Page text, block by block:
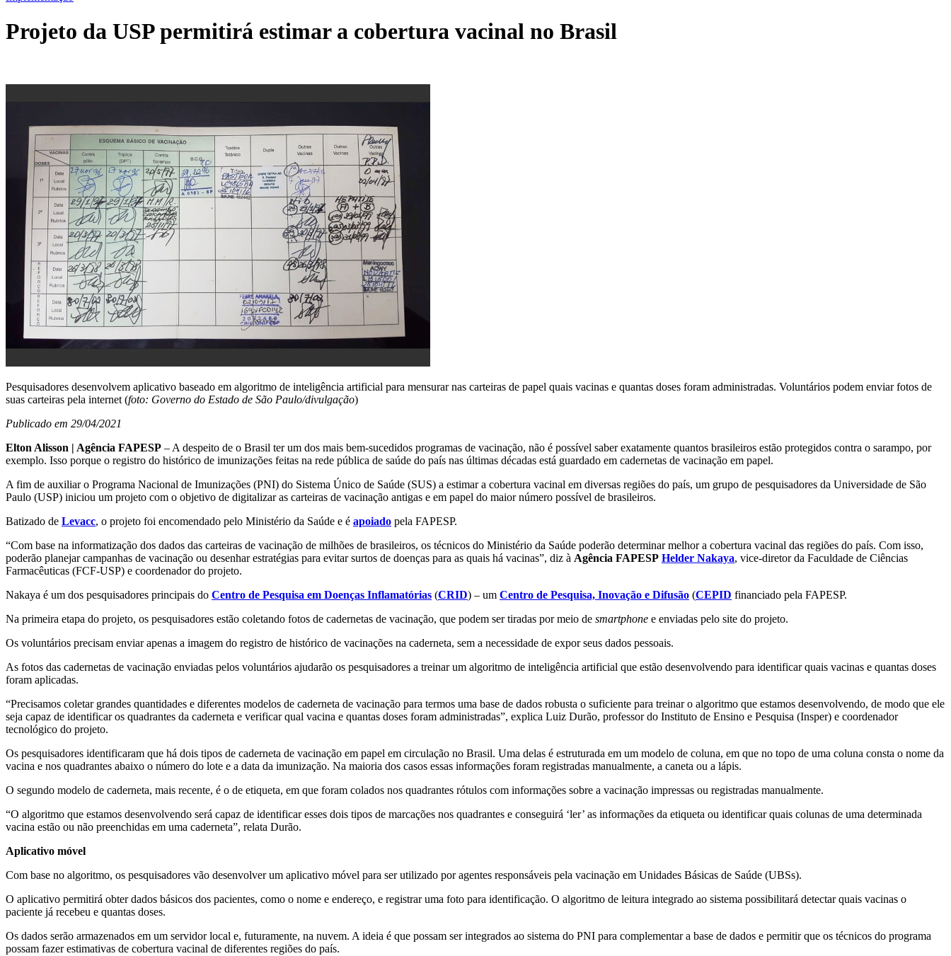
Projeto da USP permitirá estimar a cobertura vacinal no Brasil
Pesquisadores desenvolvem aplicativo baseado em algoritmo de inteligência artificial para mensurar nas carteiras de papel quais vacinas e quantas doses foram administradas. Voluntários podem enviar fotos de
suas carteiras pela internet (foto: Governo do Estado de São Paulo/divulgação)
Publicado em 29/04/2021
Elton Alisson | Agência FAPESP – A despeito de o Brasil ter um dos mais bem-sucedidos programas de vacinação, não é possível saber exatamente quantos brasileiros estão protegidos contra o sarampo, por
exemplo. Isso porque o registro do histórico de imunizações feitas na rede pública de saúde do país nas últimas décadas está guardado em cadernetas de vacinação em papel.
A fim de auxiliar o Programa Nacional de Imunizações (PNI) do Sistema Único de Saúde (SUS) a estimar a cobertura vacinal em diversas regiões do país, um grupo de pesquisadores da Universidade de São
Paulo (USP) iniciou um projeto com o objetivo de digitalizar as carteiras de vacinação antigas e em papel do maior número possível de brasileiros.
Batizado de Levacc, o projeto foi encomendado pelo Ministério da Saúde e é apoiado pela FAPESP.
“Com base na informatização dos dados das carteiras de vacinação de milhões de brasileiros, os técnicos do Ministério da Saúde poderão determinar melhor a cobertura vacinal das regiões do país. Com isso,
poderão planejar campanhas de vacinação ou desenhar estratégias para evitar surtos de doenças para as quais há vacinas”, diz à Agência FAPESP Helder Nakaya, vice-diretor da Faculdade de Ciências
Farmacêuticas (FCF-USP) e coordenador do projeto.
Nakaya é um dos pesquisadores principais do Centro de Pesquisa em Doenças Inflamatórias (CRID) – um Centro de Pesquisa, Inovação e Difusão (CEPID financiado pela FAPESP.
Na primeira etapa do projeto, os pesquisadores estão coletando fotos de cadernetas de vacinação, que podem ser tiradas por meio de smartphone e enviadas pelo site do projeto.
Os voluntários precisam enviar apenas a imagem do registro de histórico de vacinações na caderneta, sem a necessidade de expor seus dados pessoais.
As fotos das cadernetas de vacinação enviadas pelos voluntários ajudarão os pesquisadores a treinar um algoritmo de inteligência artificial que estão desenvolvendo para identificar quais vacinas e quantas doses
foram aplicadas.
“Precisamos coletar grandes quantidades e diferentes modelos de caderneta de vacinação para termos uma base de dados robusta o suficiente para treinar o algoritmo que estamos desenvolvendo, de modo que ele
seja capaz de identificar os quadrantes da caderneta e verificar qual vacina e quantas doses foram administradas”, explica Luiz Durão, professor do Instituto de Ensino e Pesquisa (Insper) e coordenador
tecnológico do projeto.
Os pesquisadores identificaram que há dois tipos de caderneta de vacinação em papel em circulação no Brasil. Uma delas é estruturada em um modelo de coluna, em que no topo de uma coluna consta o nome da
vacina e nos quadrantes abaixo o número do lote e a data da imunização. Na maioria dos casos essas informações foram registradas manualmente, a caneta ou a lápis.
O segundo modelo de caderneta, mais recente, é o de etiqueta, em que foram colados nos quadrantes rótulos com informações sobre a vacinação impressas ou registradas manualmente.
“O algoritmo que estamos desenvolvendo será capaz de identificar esses dois tipos de marcações nos quadrantes e conseguirá ‘ler’ as informações da etiqueta ou identificar quais colunas de uma determinada
vacina estão ou não preenchidas em uma caderneta”, relata Durão.
Aplicativo móvel
Com base no algoritmo, os pesquisadores vão desenvolver um aplicativo móvel para ser utilizado por agentes responsáveis pela vacinação em Unidades Básicas de Saúde (UBSs).
O aplicativo permitirá obter dados básicos dos pacientes, como o nome e endereço, e registrar uma foto para identificação. O algoritmo de leitura integrado ao sistema possibilitará detectar quais vacinas o
paciente já recebeu e quantas doses.
Os dados serão armazenados em um servidor local e, futuramente, na nuvem. A ideia é que possam ser integrados ao sistema do PNI para complementar a base de dados e permitir que os técnicos do programa
possam fazer estimativas de cobertura vacinal de diferentes regiões do país.